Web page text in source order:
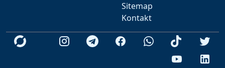
Sitemap
Kontakt